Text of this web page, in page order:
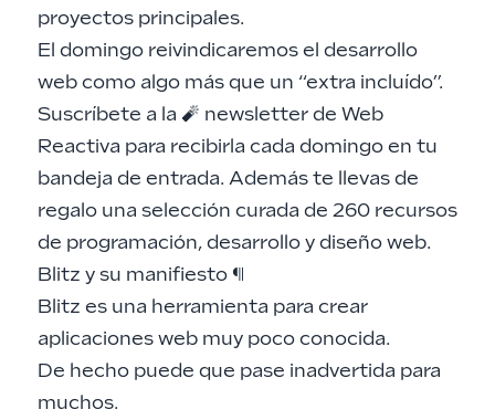
proyectos principales.
El domingo reivindicaremos el desarrollo
web como algo más que un “extra incluído”.
Suscríbete a la 🧨 newsletter de Web
Reactiva para recibirla cada domingo en tu
bandeja de entrada. Además te llevas de
regalo una selección curada de 260 recursos
de programación, desarrollo y diseño web.
Blitz y su manifiesto ¶
Blitz es una herramienta para crear
aplicaciones web muy poco conocida.
De hecho puede que pase inadvertida para
muchos.